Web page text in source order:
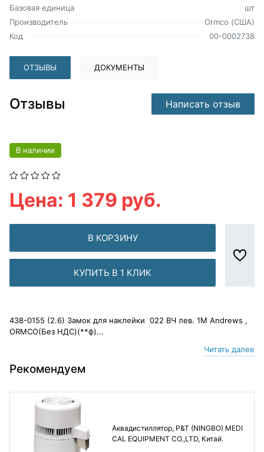
Базовая единица
шт
Производитель
Ormco (США)
Код
00-0002738
ОТЗЫВЫ ДОКУМЕНТЫ
Отзывы Написать отзыв
В наличии
Цена: 1 379 руб.
В КОРЗИНУ
КУПИТЬ В 1 КЛИК
438-0155 (2.6) Замок для наклейки 022 ВЧ лев. 1М Andrews ,
ORMCO(Без НДС)(**ф)...
Читать далее
Рекомендуем
Аквадистиллятор, P&T (NINGBO) MEDI
CAL EQUIPMENT CO.,LTD, Китай.